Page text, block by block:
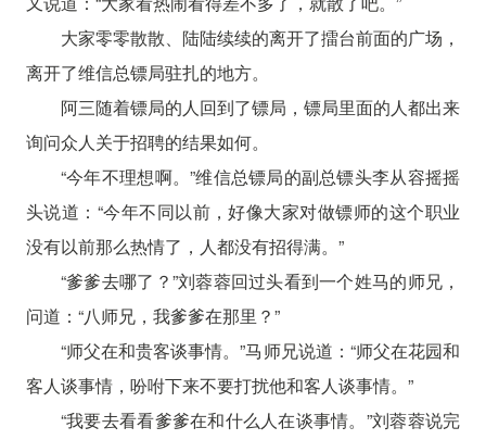
大家零零散散、陆陆续续的离开了擂台前面的广场，
离开了维信总镖局驻扎的地方。
阿三随着镖局的人回到了镖局，镖局里面的人都出来
询问众人关于招聘的结果如何。
“今年不理想啊。”维信总镖局的副总镖头李从容摇摇
头说道：“今年不同以前，好像大家对做镖师的这个职业
没有以前那么热情了，人都没有招得满。”
“爹爹去哪了？”刘蓉蓉回过头看到一个姓马的师兄，
问道：“八师兄，我爹爹在那里？”
“师父在和贵客谈事情。”马师兄说道：“师父在花园和
客人谈事情，吩咐下来不要打扰他和客人谈事情。”
“我要去看看爹爹在和什么人在谈事情。”刘蓉蓉说完